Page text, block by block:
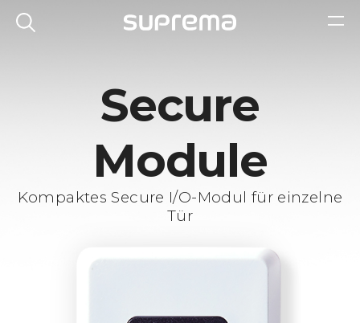
Secure
Module
Kompaktes Secure I/O-Modul für einzelne
Tür